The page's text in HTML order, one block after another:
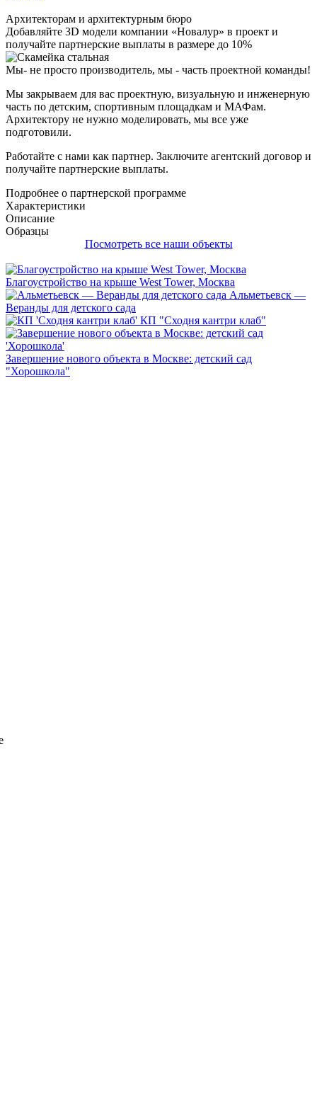
Архитекторам и архитектурным бюро
Добавляйте 3D модели компании «Новалур» в проект и
получайте партнерские выплаты в размере до 10%
Мы- не просто производитель, мы - часть проектной команды!
Мы закрываем для вас проектную, визуальную и инженерную
часть по детским, спортивным площадкам и МАФам.
Архитектору не нужно моделировать, мы все уже
подготовили.
Работайте с нами как партнер. Заключите агентский договор и
получайте партнерские выплаты.
Подробнее о партнерской программе
Характеристики
Описание
Образцы
Посмотреть все наши объекты
Благоустройство на крыше West Tower, Москва
Альметьевск —
Веранды для детского сада
КП "Сходня кантри клаб"
Завершение нового объекта в Москве: детский сад
"Хорошкола"